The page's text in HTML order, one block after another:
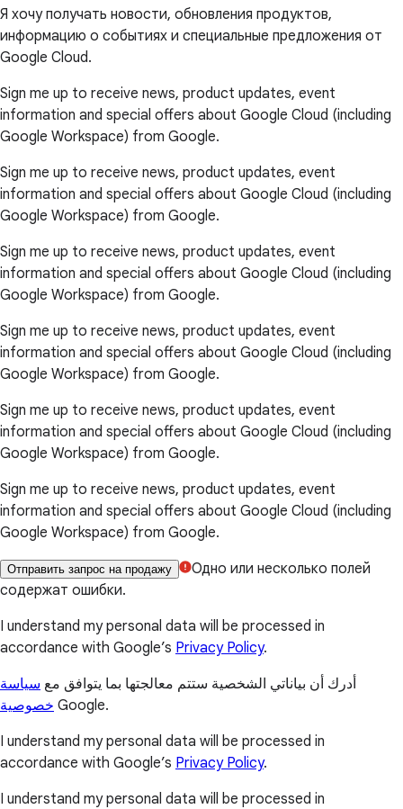
Я хочу получать новости, обновления продуктов,
информацию о событиях и специальные предложения от
Google Cloud.
Sign me up to receive news, product updates, event
information and special offers about Google Cloud (including
Google Workspace) from Google.
Sign me up to receive news, product updates, event
information and special offers about Google Cloud (including
Google Workspace) from Google.
Sign me up to receive news, product updates, event
information and special offers about Google Cloud (including
Google Workspace) from Google.
Sign me up to receive news, product updates, event
information and special offers about Google Cloud (including
Google Workspace) from Google.
Sign me up to receive news, product updates, event
information and special offers about Google Cloud (including
Google Workspace) from Google.
Sign me up to receive news, product updates, event
information and special offers about Google Cloud (including
Google Workspace) from Google.
Отправить запрос на продажу
Одно или несколько полей
содержат ошибки.
I understand my personal data will be processed in
accordance with Google’s Privacy Policy.
أدرك أن بياناتي الشخصية ستتم معالجتها بما يتوافق مع سياسة
خصوصية Google.
I understand my personal data will be processed in
accordance with Google’s Privacy Policy.
I understand my personal data will be processed in